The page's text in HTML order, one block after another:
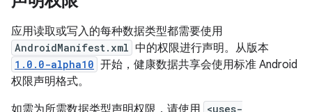
应用读取或写入的每种数据类型都需要使用
AndroidManifest.xml 中的权限进行声明。从版本
1.0.0-alpha10 开始，健康数据共享会使用标准 Android
权限声明格式。
<uses-